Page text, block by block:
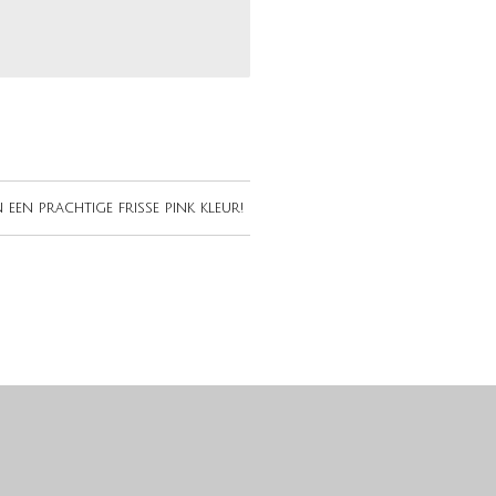
prachtige frisse pink kleur!